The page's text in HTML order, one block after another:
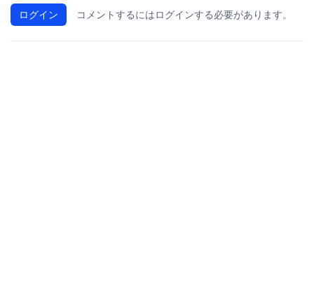
ログイン コメントするにはログインする必要があります。